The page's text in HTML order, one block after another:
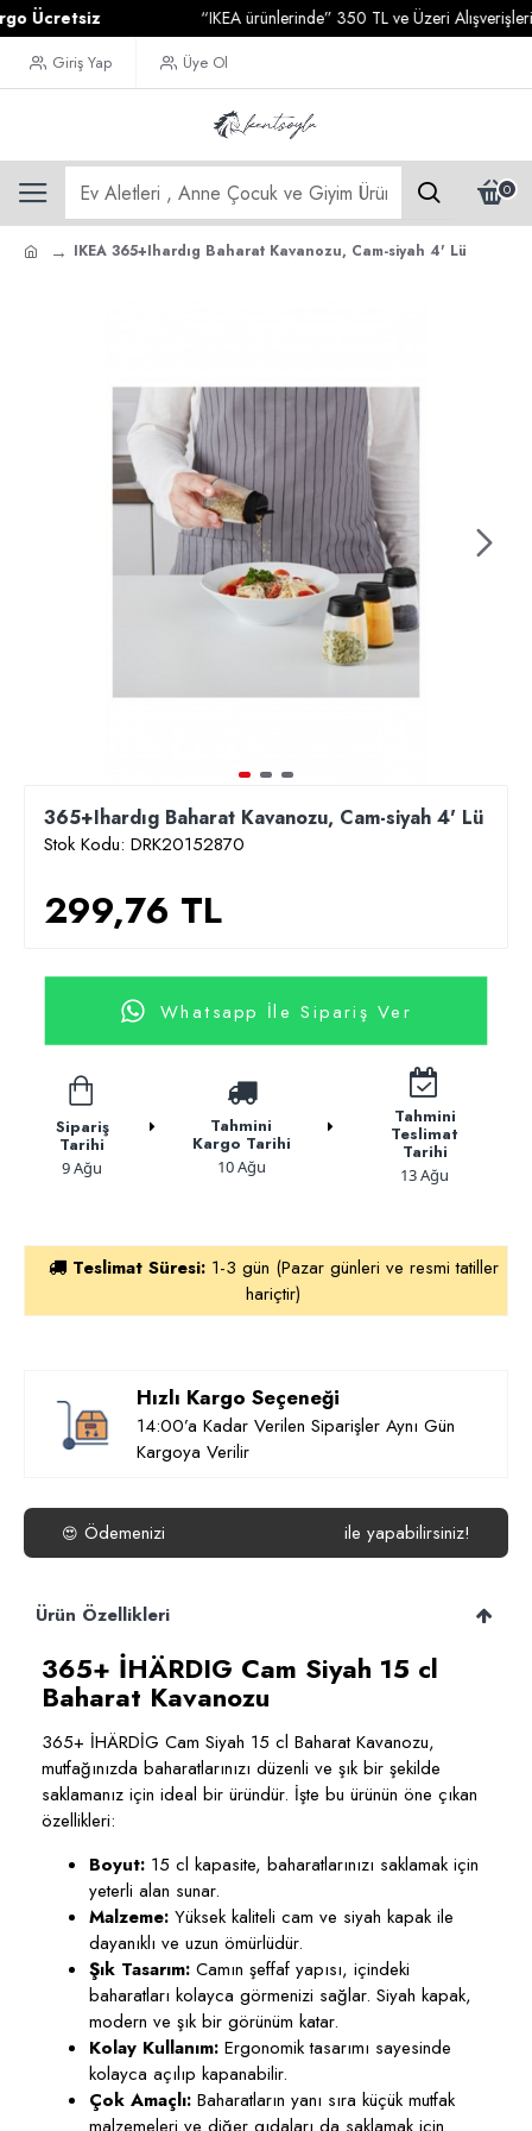
“IKEA ürünlerinde” 350 TL ve Üzeri
Giriş Yap Üye Ol
0
IKEA 365+Ihardıg Baharat Kavanozu, Cam-siyah 4' Lü
365+Ihardıg Baharat Kavanozu, Cam-siyah 4' Lü
Stok Kodu: DRK20152870
299,76 TL
Whatsapp İle Sipariş Ver
Sipariş
Tarihi
9 Ağu
Tahmini
Kargo Tarihi
10 Ağu
Tahmini
Teslimat
Tarihi
13 Ağu
Teslimat Süresi: 1-3 gün (Pazar günleri ve resmi tatiller
hariçtir)
Hızlı Kargo Seçeneği
14:00’a Kadar Verilen Siparişler Aynı Gün
Kargoya Verilir
😍 Ödemenizi ile yapabilirsiniz!
Ürün Özellikleri
365+ İHÄRDIG Cam Siyah 15 cl
Baharat Kavanozu
365+ İHÄRDİG Cam Siyah 15 cl Baharat Kavanozu,
mutfağınızda baharatlarınızı düzenli ve şık bir şekilde
saklamanız için ideal bir üründür. İşte bu ürünün öne çıkan
özellikleri:
Boyut: 15 cl kapasite, baharatlarınızı saklamak için
yeterli alan sunar.
Malzeme: Yüksek kaliteli cam ve siyah kapak ile
dayanıklı ve uzun ömürlüdür.
Şık Tasarım: Camın şeffaf yapısı, içindeki
baharatları kolayca görmenizi sağlar. Siyah kapak,
modern ve şık bir görünüm katar.
Kolay Kullanım: Ergonomik tasarımı sayesinde
kolayca açılıp kapanabilir.
Çok Amaçlı: Baharatların yanı sıra küçük mutfak